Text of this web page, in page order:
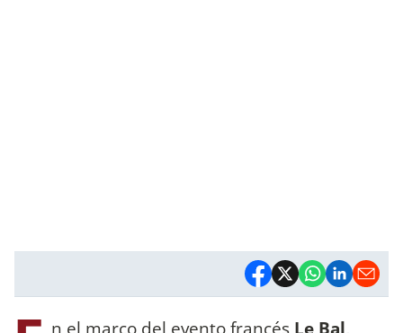
n el marco del evento francés Le Bal,